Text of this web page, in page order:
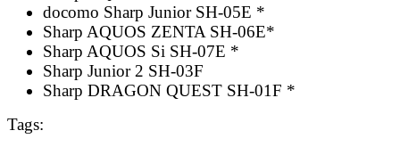
docomo Sharp Junior SH-05E *
Sharp AQUOS ZENTA SH-06E*
Sharp AQUOS Si SH-07E *
Sharp Junior 2 SH-03F
Sharp DRAGON QUEST SH-01F *
Tags: